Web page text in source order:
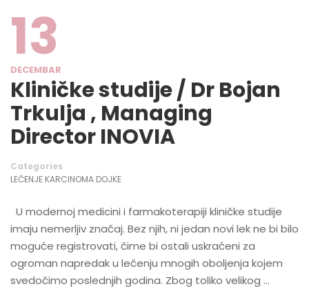
13
DECEMBAR
Kliničke studije / Dr Bojan
Trkulja , Managing
Director INOVIA
Categories
LEČENJE KARCINOMA DOJKE
U modernoj medicini i farmakoterapiji kliničke studije
imaju nemerljiv značaj. Bez njih, ni jedan novi lek ne bi bilo
moguće registrovati, čime bi ostali uskraćeni za
ogroman napredak u lečenju mnogih oboljenja kojem
svedočimo poslednjih godina. Zbog toliko velikog …